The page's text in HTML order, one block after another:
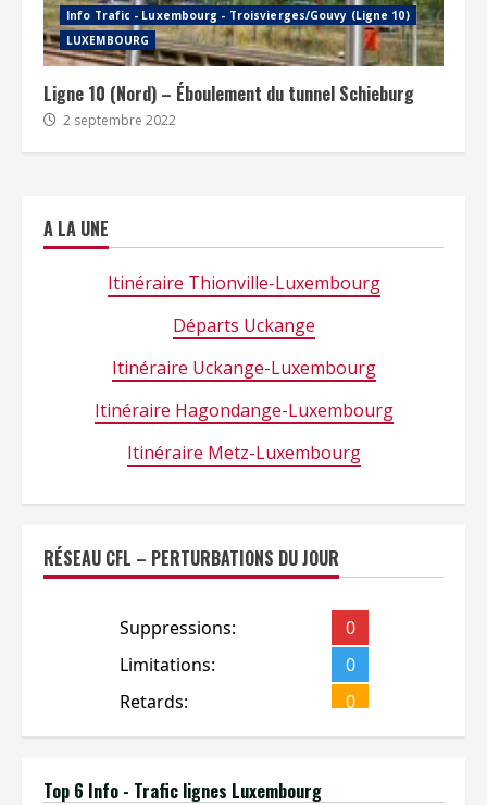
Info Trafic - Luxembourg - Troisvierges/Gouvy (Ligne 10)
LUXEMBOURG
Ligne 10 (Nord) – Éboulement du tunnel Schieburg
2 septembre 2022
A LA UNE
Itinéraire Thionville-Luxembourg
Départs Uckange
Itinéraire Uckange-Luxembourg
Itinéraire Hagondange-Luxembourg
Itinéraire Metz-Luxembourg
RÉSEAU CFL – PERTURBATIONS DU JOUR
Top 6 Info - Trafic lignes Luxembourg